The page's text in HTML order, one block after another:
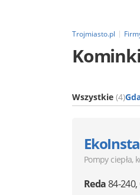
Trojmiasto.pl
Wszystkie (4)
Pompy ciepła,
Reda84-240,